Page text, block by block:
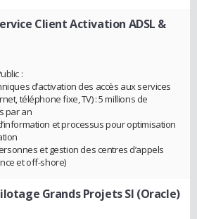
Client Activation ADSL &
:
d’activation des accès aux services
téléphone fixe, TV) : 5 millions de
par an
et processus pour optimisation
et gestion des centres d’appels
et off-shore)
Grands Projets SI (Oracle)